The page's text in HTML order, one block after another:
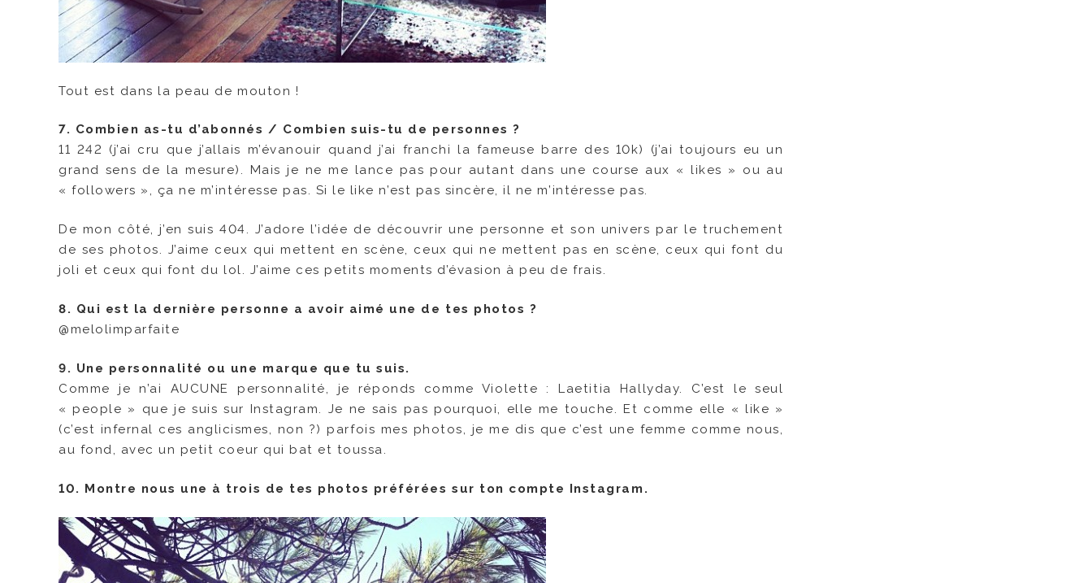
Tout est dans la peau de mouton !
7. Combien as-tu d’abonnés / Combien suis-tu de personnes ?
11 242 (j’ai cru que j’allais m’évanouir quand j’ai franchi la fameuse barre des 10k) (j’ai toujours eu un
grand sens de la mesure). Mais je ne me lance pas pour autant dans une course aux « likes » ou au
« followers », ça ne m’intéresse pas. Si le like n’est pas sincère, il ne m’intéresse pas.
De mon côté, j’en suis 404. J’adore l’idée de découvrir une personne et son univers par le truchement
de ses photos. J’aime ceux qui mettent en scène, ceux qui ne mettent pas en scène, ceux qui font du
joli et ceux qui font du lol. J’aime ces petits moments d’évasion à peu de frais.
8. Qui est la dernière personne a avoir aimé une de tes photos ?
@melolimparfaite
9. Une personnalité ou une marque que tu suis.
Comme je n’ai AUCUNE personnalité, je réponds comme Violette : Laetitia Hallyday. C’est le seul
« people » que je suis sur Instagram. Je ne sais pas pourquoi, elle me touche. Et comme elle « like »
(c’est infernal ces anglicismes, non ?) parfois mes photos, je me dis que c’est une femme comme nous,
au fond, avec un petit coeur qui bat et toussa.
10. Montre nous une à trois de tes photos préférées sur ton compte Instagram.